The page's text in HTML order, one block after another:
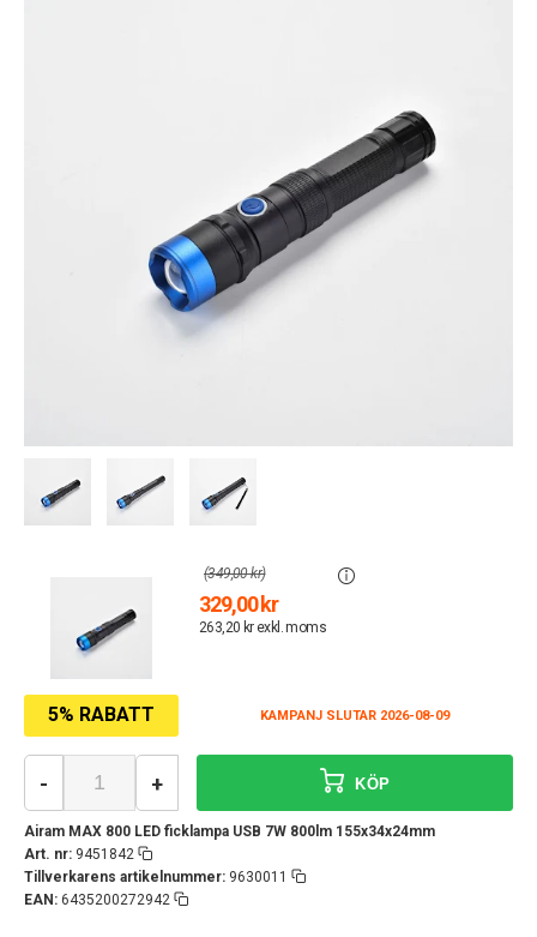
5% RABATT KAMPANJ SLUTAR 2026-08-09
329,00 kr
263,20 kr exkl. moms
(349,00 kr)
Airam MAX 800 LED ficklampa USB 7W 800lm 155x34x24mm
Art. nr: 9451842
Tillverkarens artikelnummer: 9630011
EAN: 6435200272942
- + KÖP